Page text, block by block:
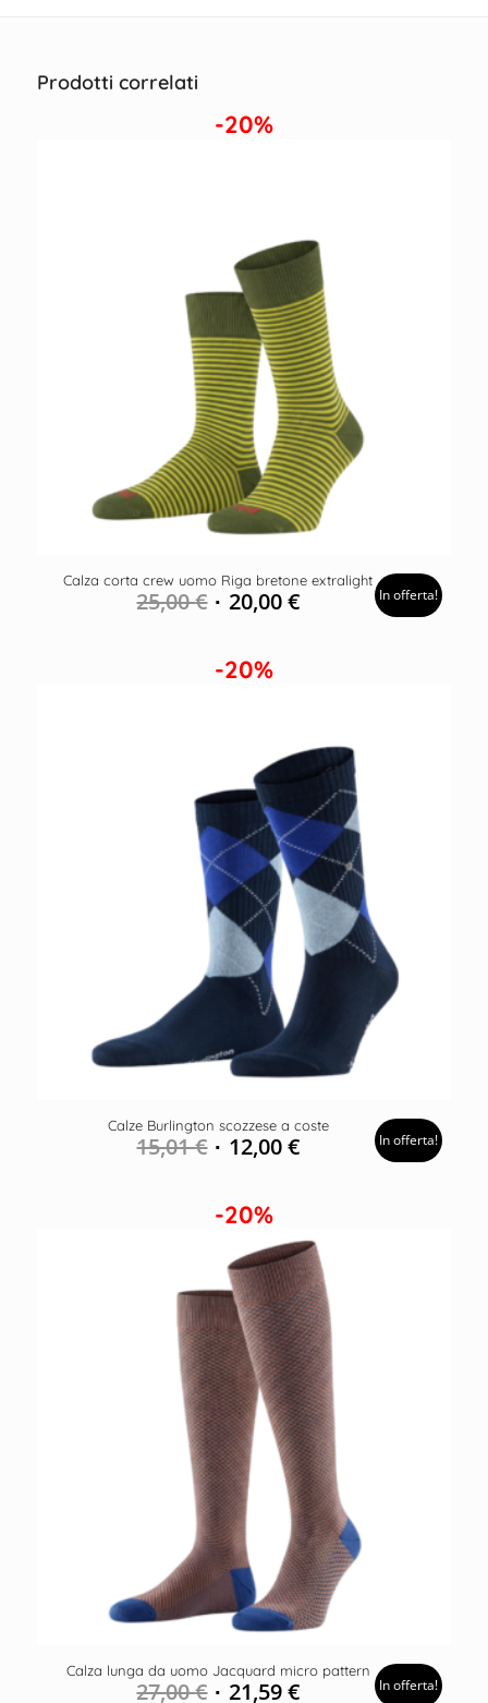
Prodotti correlati
-20%
Calza corta crew uomo Riga bretone extralight
25,00€ 20,00€ In offerta!
-20%
Calze Burlington scozzese a coste
15,01€ 12,00€ In offerta!
-20%
Calza lunga da uomo Jacquard micro pattern
27,00€ 21,59€ In offerta!